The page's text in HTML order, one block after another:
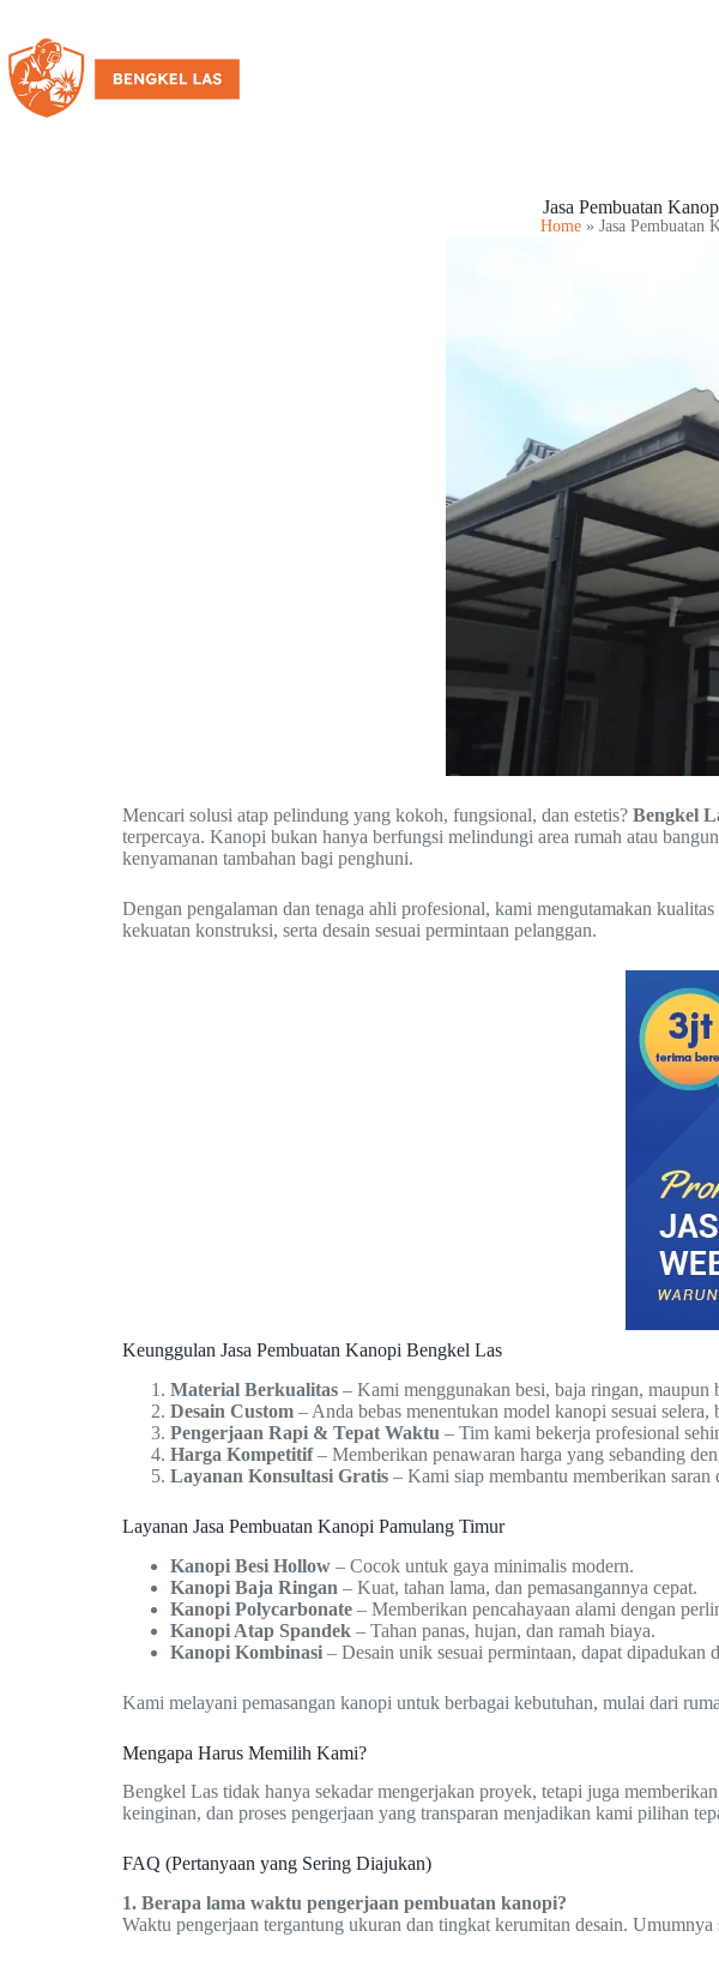
Jasa Pembuatan
Home » Jasa Pembuatan
Mencari solusi atap pelindung yang kokoh, fungsional, dan estetis? Bengkel
terpercaya. Kanopi bukan hanya berfungsi melindungi area rumah atau
kenyamanan tambahan bagi penghuni.
Dengan pengalaman dan tenaga ahli profesional, kami mengutamakan
kekuatan konstruksi, serta desain sesuai permintaan pelanggan.
Keunggulan Jasa Pembuatan Kanopi Bengkel Las
Material Berkualitas – Kami menggunakan besi, baja ringan, maupun
Desain Custom – Anda bebas menentukan model kanopi sesuai
Pengerjaan Rapi & Tepat Waktu – Tim kami bekerja profesional
Harga Kompetitif– Memberikan penawaran harga yang sebanding
Layanan Konsultasi Gratis – Kami siap membantu memberikan
Layanan Jasa Pembuatan Kanopi Pamulang Timur
Kanopi Besi Hollow – Cocok untuk gaya minimalis modern.
Kanopi Baja Ringan – Kuat, tahan lama, dan pemasangannya cepat.
Kanopi Polycarbonate – Memberikan pencahayaan alami dengan
Kanopi Atap Spandek – Tahan panas, hujan, dan ramah biaya.
Kanopi Kombinasi – Desain unik sesuai permintaan, dapat dipadukan
Kami melayani pemasangan kanopi untuk berbagai kebutuhan, mulai dari
Mengapa Harus Memilih Kami?
Bengkel Las tidak hanya sekadar mengerjakan proyek, tetapi juga
keinginan, dan proses pengerjaan yang transparan menjadikan kami pilihan
FAQ (Pertanyaan yang Sering Diajukan)
1. Berapa lama waktu pengerjaan pembuatan kanopi?
Waktu pengerjaan tergantung ukuran dan tingkat kerumitan desain.